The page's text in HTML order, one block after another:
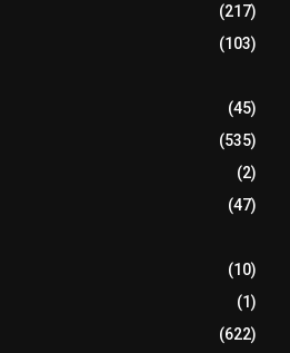
(217)
(103)
(45)
(535)
(2)
(47)
(10)
(1)
(622)